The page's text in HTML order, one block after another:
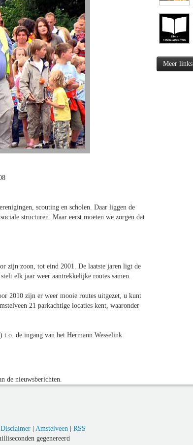
scouting en scholen. Daar liggen de
structuren. Maar eerst moeten we zorgen dat
zijn zoon, tot eind 2001. De laatste jaren ligt de
elk jaar weer aantrekkelijke routes samen.
2010 zijn er weer mooie routes uitgezet, u kunt
21 parkachtige locaties kent, waaronder
de ingang van het Hermann Wesselink
de nieuwsberichten.
Meer links
| Amstelveen | RSS
gegenereerd